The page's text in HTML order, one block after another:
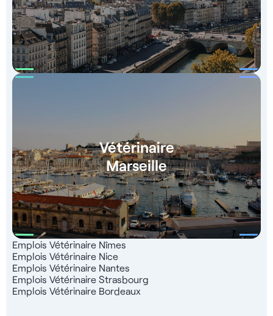
Vétérinaire
Marseille
Emplois Vétérinaire Nîmes
Emplois Vétérinaire Nice
Emplois Vétérinaire Nantes
Emplois Vétérinaire Strasbourg
Emplois Vétérinaire Bordeaux